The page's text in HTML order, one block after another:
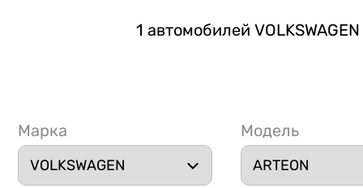
1 автомобилей
Марка Модель